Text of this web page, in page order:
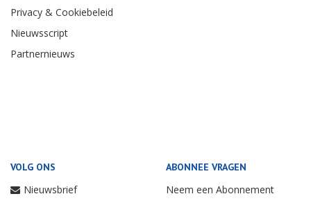
Privacy & Cookiebeleid
Nieuwsscript
Partnernieuws
VOLG ONS
Nieuwsbrief
ABONNEE VRAGEN
Neem een Abonnement